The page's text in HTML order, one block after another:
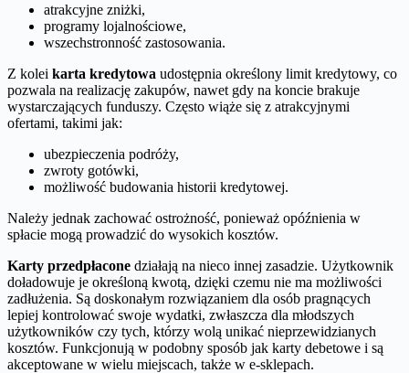
atrakcyjne zniżki,
programy lojalnościowe,
wszechstronność zastosowania.
Z kolei karta kredytowa udostępnia określony limit kredytowy, co
pozwala na realizację zakupów, nawet gdy na koncie brakuje
wystarczających funduszy. Często wiąże się z atrakcyjnymi
ofertami, takimi jak:
ubezpieczenia podróży,
zwroty gotówki,
możliwość budowania historii kredytowej.
Należy jednak zachować ostrożność, ponieważ opóźnienia w
spłacie mogą prowadzić do wysokich kosztów.
Karty przedpłacone działają na nieco innej zasadzie. Użytkownik
doładowuje je określoną kwotą, dzięki czemu nie ma możliwości
zadłużenia. Są doskonałym rozwiązaniem dla osób pragnących
lepiej kontrolować swoje wydatki, zwłaszcza dla młodszych
użytkowników czy tych, którzy wolą unikać nieprzewidzianych
kosztów. Funkcjonują w podobny sposób jak karty debetowe i są
akceptowane w wielu miejscach, także w e-sklepach.